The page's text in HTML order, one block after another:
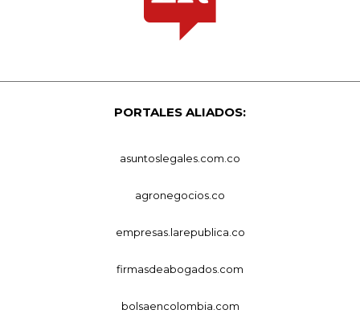
PORTALES ALIADOS:
asuntoslegales.com.co
agronegocios.co
empresas.larepublica.co
firmasdeabogados.com
bolsaencolombia.com